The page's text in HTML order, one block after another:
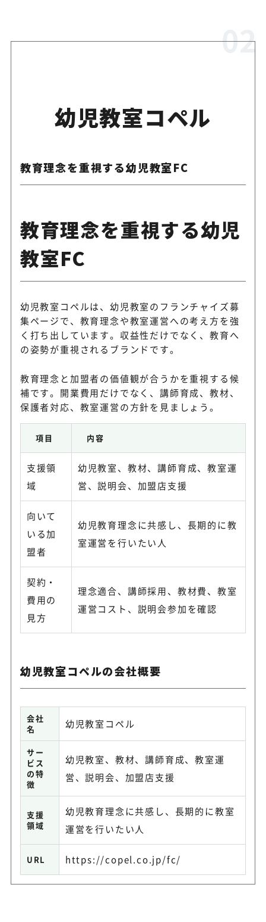
幼児教室コペル
教育理念を重視する幼児教室FC
教育理念を重視する幼児
教室FC
幼児教室コペルは、幼児教室のフランチャイズ募
集ページで、教育理念や教室運営への考え方を強
く打ち出しています。収益性だけでなく、教育へ
の姿勢が重視されるブランドです。
教育理念と加盟者の価値観が合うかを重視する候
補です。開業費用だけでなく、講師育成、教材、
保護者対応、教室運営の方針を見ましょう。
項目 内容
支援領
域
幼児教室、教材、講師育成、教室運
営、説明会、加盟店支援
向いて
いる加
盟者
幼児教育理念に共感し、長期的に教
室運営を行いたい人
契約・
費用の
見方
理念適合、講師採用、教材費、教室
運営コスト、説明会参加を確認
幼児教室コペルの会社概要
会社
名
幼児教室コペル
サー
ビス
の特
徴
幼児教室、教材、講師育成、教室運
営、説明会、加盟店支援
支援
領域
幼児教育理念に共感し、長期的に教室
運営を行いたい人
URL https://copel.co.jp/fc/